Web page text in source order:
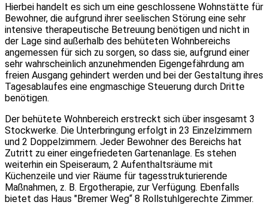
Hierbei handelt es sich um eine geschlossene Wohnstätte für
Bewohner, die aufgrund ihrer seelischen Störung eine sehr
intensive therapeutische Betreuung benötigen und nicht in
der Lage sind außerhalb des behüteten Wohnbereichs
angemessen für sich zu sorgen, so dass sie, aufgrund einer
sehr wahrscheinlich anzunehmenden Eigengefährdung am
freien Ausgang gehindert werden und bei der Gestaltung ihres
Tagesablaufes eine engmaschige Steuerung durch Dritte
benötigen.
Der behütete Wohnbereich erstreckt sich über insgesamt 3
Stockwerke. Die Unterbringung erfolgt in 23 Einzelzimmern
und 2 Doppelzimmern. Jeder Bewohner des Bereichs hat
Zutritt zu einer eingefriedeten Gartenanlage. Es stehen
weiterhin ein Speiseraum, 2 Aufenthaltsräume mit
Küchenzeile und vier Räume für tagesstrukturierende
Maßnahmen, z. B. Ergotherapie, zur Verfügung. Ebenfalls
bietet das Haus ″Bremer Weg“ 8 Rollstuhlgerechte Zimmer.